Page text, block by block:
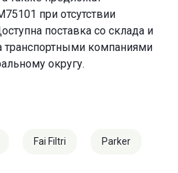
при отсутствии
поставка со склада и
транспортными компаниями
округу.
Fai Filtri Parker